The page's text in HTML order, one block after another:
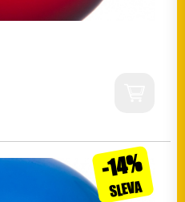
-14%
SLEVA